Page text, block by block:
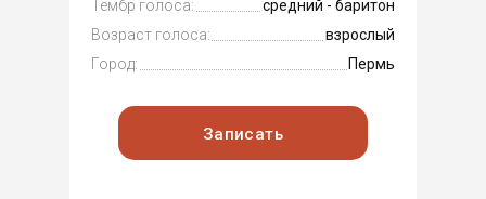
Тембр голоса:
средний - баритон
Возраст голоса:
взрослый
Город:
Пермь
Записать